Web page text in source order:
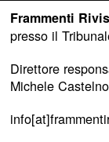
Frammenti
presso il
Direttore
Michele